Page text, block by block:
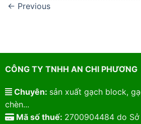
← Previous
CÔNG TY TNHH AN CHI PHƯƠNG
Chuyên: sản xuất gạch block,
chèn...
Mã số thuế: 2700904484 do Sở